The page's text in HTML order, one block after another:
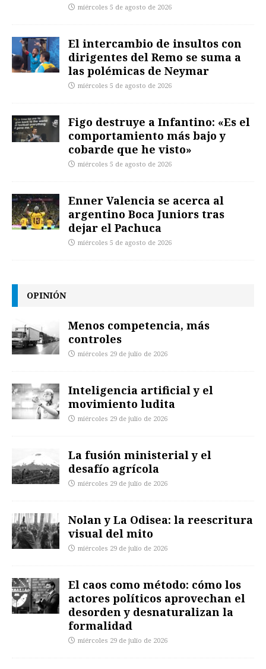
miércoles 5 de agosto de 2026
El intercambio de insultos con
dirigentes del Remo se suma a
las polémicas de Neymar
miércoles 5 de agosto de 2026
Figo destruye a Infantino: «Es el
comportamiento más bajo y
cobarde que he visto»
miércoles 5 de agosto de 2026
Enner Valencia se acerca al
argentino Boca Juniors tras
dejar el Pachuca
miércoles 5 de agosto de 2026
OPINIÓN
Menos competencia, más
controles
miércoles 29 de julio de 2026
Inteligencia artificial y el
movimiento ludita
miércoles 29 de julio de 2026
La fusión ministerial y el
desafío agrícola
miércoles 29 de julio de 2026
Nolan y La Odisea: la reescritura
visual del mito
miércoles 29 de julio de 2026
El caos como método: cómo los
actores políticos aprovechan el
desorden y desnaturalizan la
formalidad
miércoles 29 de julio de 2026